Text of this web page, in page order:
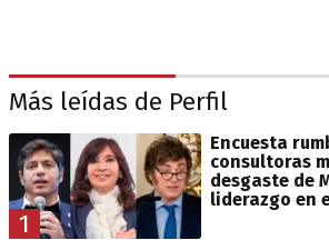
Más leídas de Perfil
1
Encuesta
consultoras
desgaste de
liderazgo en